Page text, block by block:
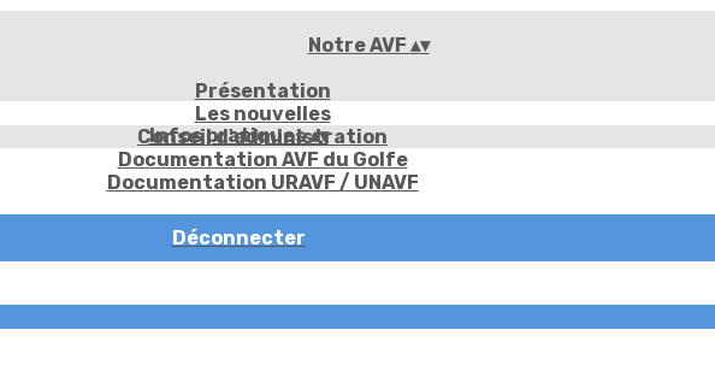
Notre AVF ▴▾
Présentation
Les nouvelles
Conseil d'administration
Documentation AVF du Golfe
Documentation URAVF / UNAVF
Infos pratiques▴▾
Déconnecter